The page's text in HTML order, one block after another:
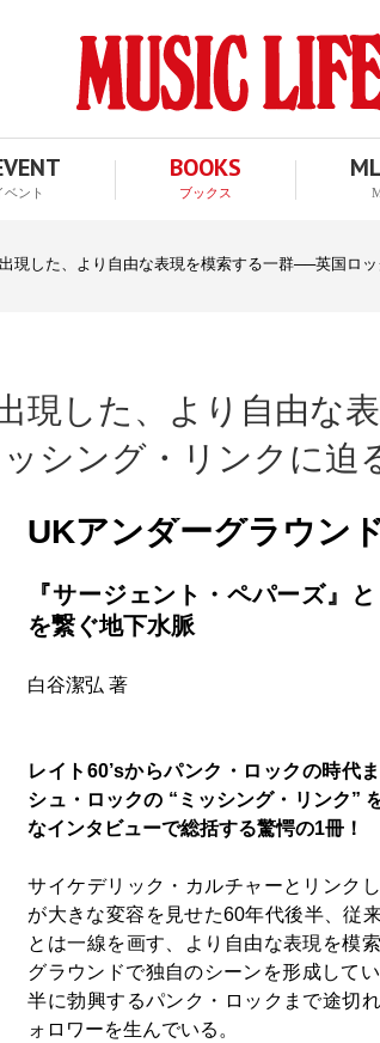
ベント
BOOKS
ブックス
した、より自由な表現を模索する一群──英国ロ
現した、より自由な
シング・リンクに迫
UKアンダーグラウン
『サージェント・ペパーズ』
を繋ぐ地下水脈
白谷潔弘 著
レイト60’sからパンク・ロックの時代
シュ・ロックの “ミッシング・リンク”
なインタビューで総括する驚愕の1冊！
サイケデリック・カルチャーとリンク
が大きな変容を見せた60年代後半、従
とは一線を画す、より自由な表現を模
グラウンドで独自のシーンを形成して
半に勃興するパンク・ロックまで途切
ォロワーを生んでいる。